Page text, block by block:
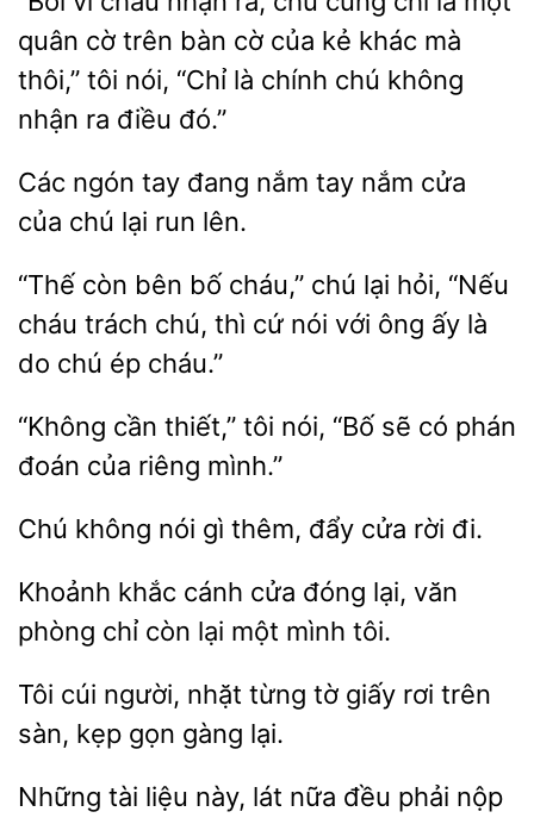
quân cờ trên bàn cờ của kẻ khác mà
thôi,” tôi nói, “Chỉ là chính
không
nhận ra
đó.”
tay đang
tay nắm cửa
của chú lại run lên.
còn bên bố cháu,” chú lại
“Nếu
trách chú, thì cứ nói với ông ấy là
do chú ép cháu.”
“Không thiết,” tôi nói, “Bố sẽ
phán
của riêng mình.”
không nói gì thêm, cửa rời
Khoảnh khắc cửa đóng
văn
phòng chỉ còn lại
mình tôi.
cúi người, nhặt
tờ giấy rơi trên
sàn, kẹp
gàng lại.
Những liệu này, lát nữa
phải